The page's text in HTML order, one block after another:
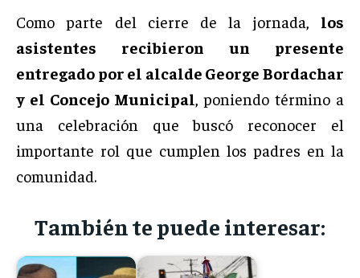
Como parte del cierre de la jornada, los
asistentes recibieron un presente
entregado por el alcalde George Bordachar
y el Concejo Municipal, poniendo término a
una celebración que buscó reconocer el
importante rol que cumplen los padres en la
comunidad.
También te puede interesar: